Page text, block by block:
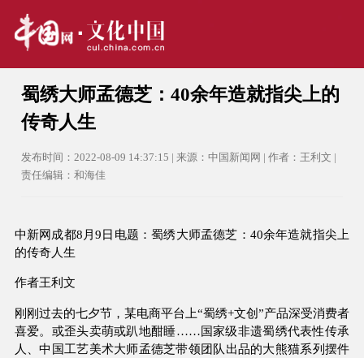
蜀绣大师孟德芝：40余年造就指尖上的
传奇人生
发布时间：2022-08-09 14:37:15 | 来源：中国新闻网 | 作者：王利文 |
责任编辑：和海佳
中新网成都8月9日电题：蜀绣大师孟德芝：40余年造就指尖上
的传奇人生
作者王利文
刚刚过去的七夕节，某电商平台上“蜀绣+文创”产品深受消费者
喜爱。或歪头卖萌或趴地酣睡……国家级非遗蜀绣代表性传承
人、中国工艺美术大师孟德芝带领团队出品的大熊猫系列摆件